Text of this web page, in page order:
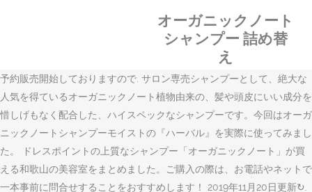
オーガニックノート
シャンプー 詰め替
え
予約販売開始しておりますので. サロン専売シャンプーとして、絶大な
人気を得ているオーガニックノート植物由来の、髪や頭皮にいい成分を
惜しげもなく配合した、ハイスペックなシャンプーです。今回はオーガ
ニックノートシャンプーモイストの『ハーバル』を実際に使ってみまし
た。 ドレスポイントの上質なシャンプー「オーガニックノート」が買
える和歌山の美容室をまとめました。ご購入の際は、お電話やネットで
一本事前に問合せすることをおすすめします！ 2019年11月20日更新↻.